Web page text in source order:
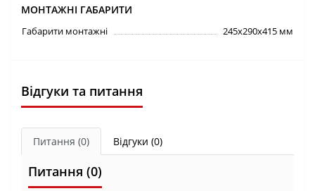
МОНТАЖНІ ГАБАРИТИ
Габарити монтажні 245х290х415 мм
Відгуки та питання
Питання (0) Відгуки (0)
Питання (0)